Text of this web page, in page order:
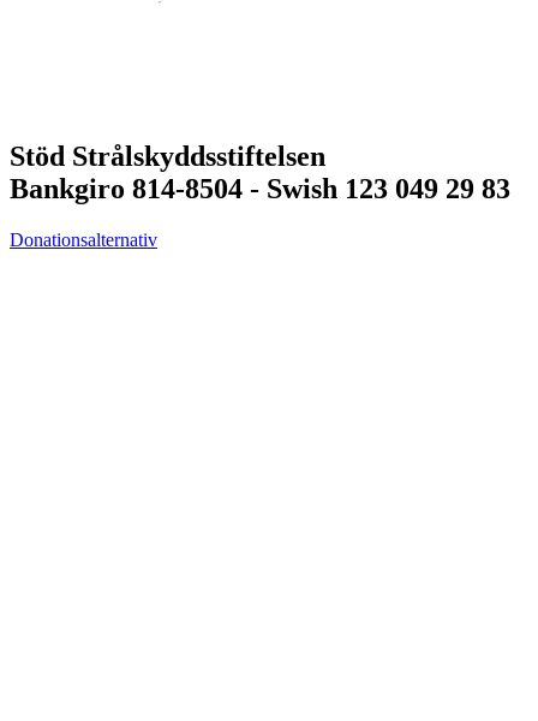
Stöd Strålskyddsstiftelsen
Bankgiro 814-8504 - Swish 123 049 29 83
Donationsalternativ